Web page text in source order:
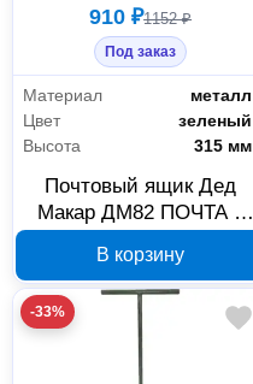
910 ₽1152 ₽
Под заказ
Материал
металл
Цвет
зеленый
Высота
315 мм
Почтовый ящик Дед
Макар ДМ82 ПОЧТА с
00014922
В корзину
-33%